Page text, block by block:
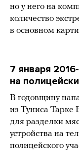
но у него на
количество
в основном
7 января
на
В годовщину
из Туниса
для разделки
устройства на
полицейского